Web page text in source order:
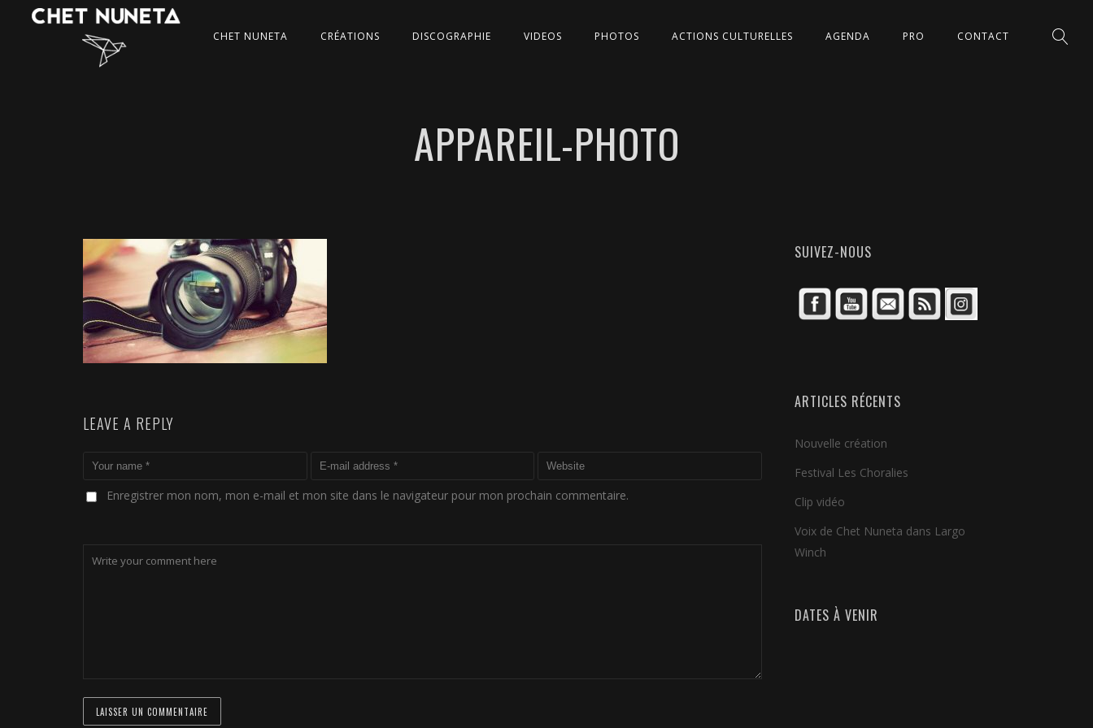
CHET NUNETA CRÉATIONS DISCOGRAPHIE VIDEOS PHOTOS ACTIONS CULTURELLES AGENDA PRO CONTACT
APPAREIL-PHOTO
LEAVE A REPLY
Enregistrer mon nom, mon e-mail et mon site dans le navigateur pour mon prochain commentaire.
SUIVEZ-NOUS
ARTICLES RÉCENTS
Nouvelle création
Festival Les Choralies
Clip vidéo
Voix de Chet Nuneta dans Largo
Winch
DATES À VENIR